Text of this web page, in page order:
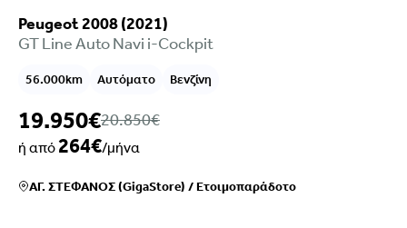
Peugeot 2008 (2021)
GT Line Auto Navi i-Cockpit
56.000km Αυτόματο Βενζίνη
19.950€20.850€
ή από264€/μήνα
ΑΓ. ΣΤΕΦΑΝΟΣ (GigaStore) /Ετοιμοπαράδοτο